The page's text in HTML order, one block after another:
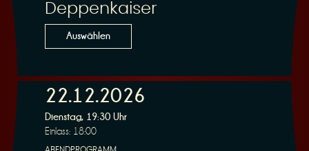
i
Deppenkaiser
Auswählen
22.12.2026
Dienstag, 19:30 Uhr
Einlass: 18:00